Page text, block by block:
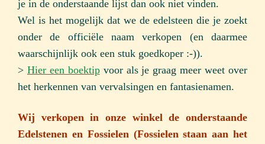
je in de onderstaande lijst dan ook niet vinden.
Wel is het mogelijk dat we de edelsteen die je zoekt
onder de officiële naam verkopen (en daarmee
waarschijnlijk ook een stuk goedkoper :-)).
> Hier een boektipvoor als je graag meer weet over
het herkennen van vervalsingen en fantasienamen.
Wij verkopen in onze winkel de onderstaande
Edelstenen en Fossielen (Fossielen staan aan het